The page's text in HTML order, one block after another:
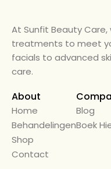
At Sunfit Beauty
treatments to meet
facials to advanced
care.
About
Home
Behandelingen
← Back
Alle Diensten
Beauty Care
Diensten
Shop
Contact
Blog
Boek